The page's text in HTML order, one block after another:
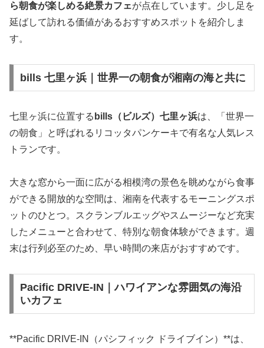
ら朝食が楽しめる絶景カフェが点在しています。少し足を
延ばして訪れる価値があるおすすめスポットを紹介しま
す。
bills 七里ヶ浜｜世界一の朝食が湘南の海と共に
七里ヶ浜に位置する bills（ビルズ）七里ヶ浜は、「世界一
の朝食」と呼ばれるリコッタパンケーキで有名な人気レス
トランです。
大きな窓から一面に広がる相模湾の景色を眺めながら食事
ができる開放的な空間は、湘南を代表するモーニングスポ
ットのひとつ。スクランブルエッグやスムージーなど充実
したメニューと合わせて、特別な朝食体験ができます。週
末は行列必至のため、早い時間の来店がおすすめです。
Pacific DRIVE-IN｜ハワイアンな雰囲気の海沿
いカフェ
**Pacific DRIVE-IN（パシフィック ドライブイン）**は、